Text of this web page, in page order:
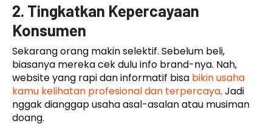
2. Tingkatkan Kepercayaan
Konsumen
Sekarang orang makin selektif. Sebelum beli,
biasanya mereka cek dulu info brand-nya. Nah,
website yang rapi dan informatif bisa bikin usaha
kamu kelihatan profesional dan terpercaya. Jadi
nggak dianggap usaha asal-asalan atau musiman
doang.